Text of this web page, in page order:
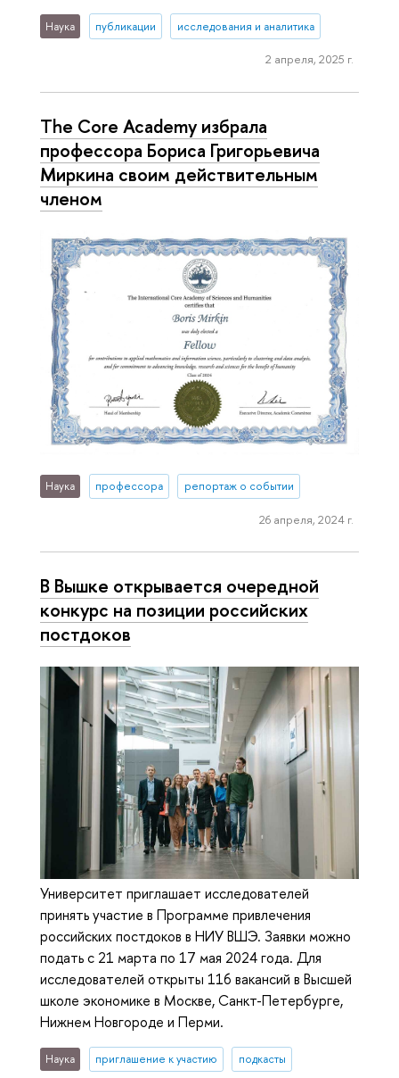
Наука публикации исследования и аналитика
2 апреля, 2025 г.
The Core Academy избрала
профессора Бориса Григорьевича
Миркина своим действительным
членом
Наука профессора репортаж о событии
26 апреля, 2024 г.
В Вышке открывается очередной
конкурс на позиции российских
постдоков
Университет приглашает исследователей
принять участие в Программе привлечения
российских постдоков в НИУ ВШЭ. Заявки можно
подать с 21 марта по 17 мая 2024 года. Для
исследователей открыты 116 вакансий в Высшей
школе экономике в Москве, Санкт-Петербурге,
Нижнем Новгороде и Перми.
Наука приглашение к участию подкасты